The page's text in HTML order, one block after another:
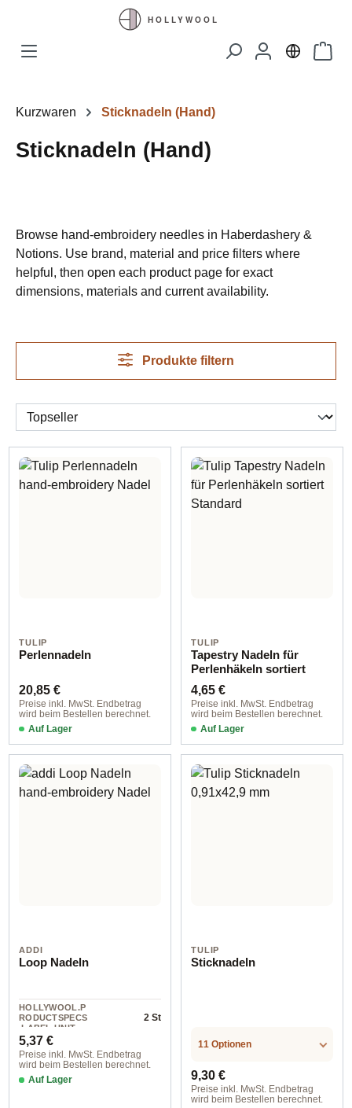
Zum Hauptinhalt springen
Kurzwaren Sticknadeln (Hand)
Sticknadeln (Hand)
Browse hand-embroidery needles in Haberdashery &
Notions. Use brand, material and price filters where
helpful, then open each product page for exact
dimensions, materials and current availability.
Produkte filtern
TULIP
Perlennadeln
Regulärer Preis:
20,85 €
Preise inkl. MwSt. Endbetrag
wird beim Bestellen berechnet.
Auf Lager
TULIP
Tapestry Nadeln für
Perlenhäkeln sortiert
Regulärer Preis:
4,65 €
Preise inkl. MwSt. Endbetrag
wird beim Bestellen berechnet.
Auf Lager
ADDI
Loop Nadeln
HOLLYWOOL.P
RODUCTSPECS
.LABEL.UNIT
2 St
Regulärer Preis:
5,37 €
Preise inkl. MwSt. Endbetrag
wird beim Bestellen berechnet.
Auf Lager
TULIP
Sticknadeln
11 Optionen
Regulärer Preis:
9,30 €
Preise inkl. MwSt. Endbetrag
wird beim Bestellen berechnet.